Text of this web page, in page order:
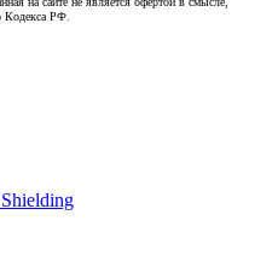
Кодекса РФ.